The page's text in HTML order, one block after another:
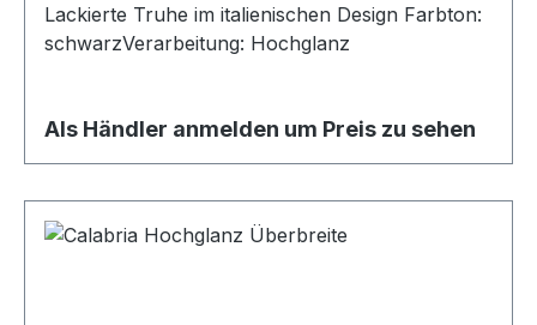
Lackierte Truhe im italienischen Design Farbton:
schwarzVerarbeitung: Hochglanz
Als Händler anmelden um Preis zu sehen